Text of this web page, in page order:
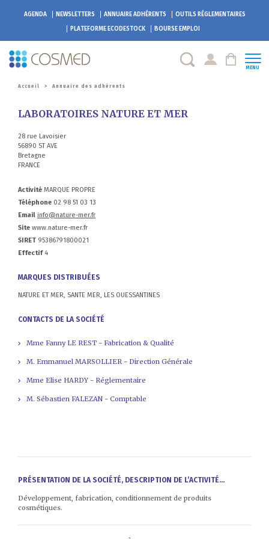
AGENDA NEWSLETTERS ANNUAIRE ADHÉRENTS
OUTILS RÉGLEMENTAIRES
PLATEFORMEECODESTOCK BOURSE EMPLOI
MENU
Accueil > Annuaire des adhérents
LABORATOIRES NATURE ET MER
28 rue Lavoisier
56890 ST AVE
Bretagne
FRANCE
Activité MARQUE PROPRE
Téléphone 02 98 51 03 13
Email info@nature-mer.fr
Site www.nature-mer.fr
SIRET 95386791800021
Effectif4
MARQUES DISTRIBUÉES
NATURE ET MER, SANTE MER, LES OUESSANTINES
CONTACTS DE LA SOCIÉTÉ
Mme Fanny LE REST - Fabrication & Qualité
M. Emmanuel MARSOLLIER - Direction Générale
Mme Elise HARDY - Réglementaire
M. Sébastien FALEZAN - Comptable
PRÉSENTATION DE LA SOCIÉTÉ, DESCRIPTION DE L’ACTIVITÉ...
Développement, fabrication, conditionnement de produits
cosmétiques.